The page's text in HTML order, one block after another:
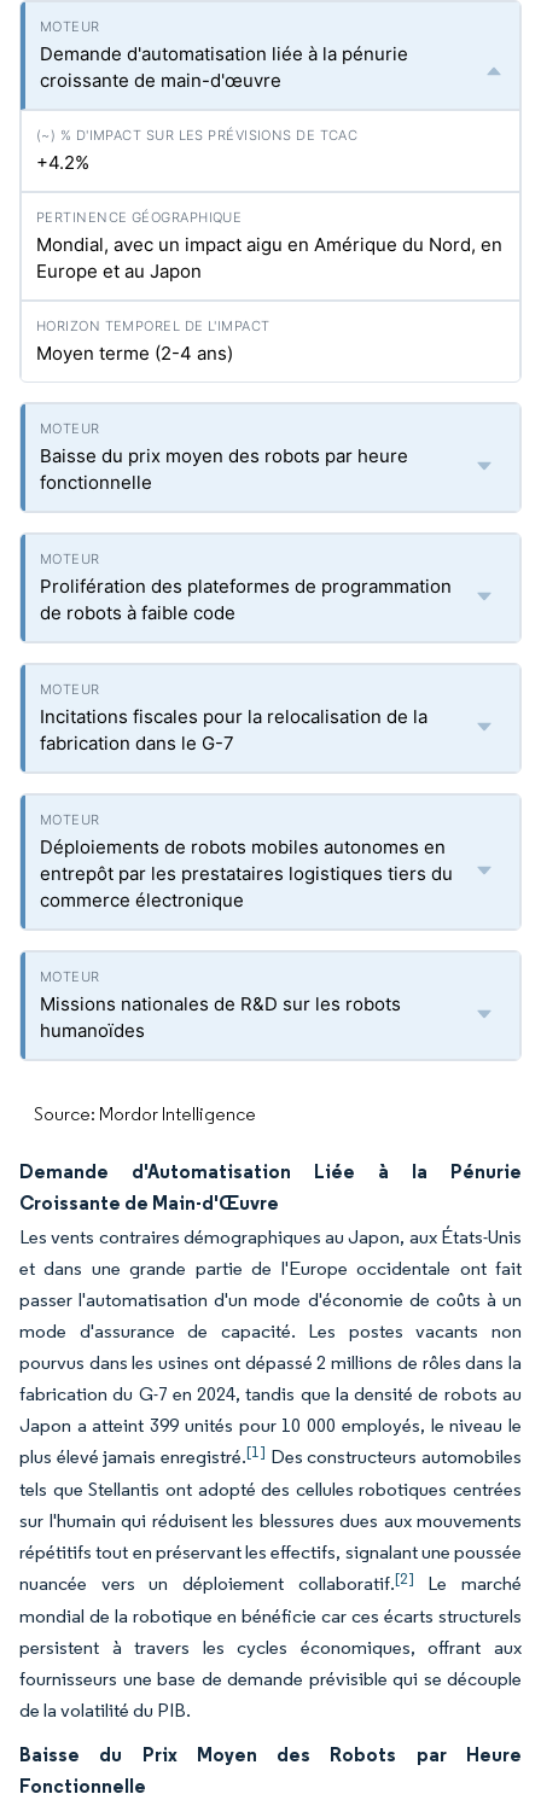
Demande d'automatisation liée à la pénurie
croissante de main-d'œuvre
+4.2%
Mondial, avec un impact aigu en Amérique du Nord, en
Europe et au Japon
Moyen terme (2-4 ans)
Baisse du prix moyen des robots par heure
fonctionnelle
Prolifération des plateformes de programmation
de robots à faible code
Incitations fiscales pour la relocalisation de la
fabrication dans le G-7
Déploiements de robots mobiles autonomes en
entrepôt par les prestataires logistiques tiers du
commerce électronique
Missions nationales de R&D sur les robots
humanoïdes
Source: Mordor Intelligence
Demande d'Automatisation Liée à la Pénurie
Croissante de Main-d'Œuvre
Les vents contraires démographiques au Japon, aux États-Unis
et dans une grande partie de l'Europe occidentale ont fait
passer l'automatisation d'un mode d'économie de coûts à un
mode d'assurance de capacité. Les postes vacants non
pourvus dans les usines ont dépassé 2 millions de rôles dans la
fabrication du G-7 en 2024, tandis que la densité de robots au
Japon a atteint 399 unités pour 10 000 employés, le niveau le
plus élevé jamais enregistré.[1] Des constructeurs automobiles
tels que Stellantis ont adopté des cellules robotiques centrées
sur l'humain qui réduisent les blessures dues aux mouvements
répétitifs tout en préservant les effectifs, signalant une poussée
nuancée vers un déploiement collaboratif.[2] Le marché
mondial de la robotique en bénéficie car ces écarts structurels
persistent à travers les cycles économiques, offrant aux
fournisseurs une base de demande prévisible qui se découple
de la volatilité du PIB.
Baisse du Prix Moyen des Robots par Heure
Fonctionnelle